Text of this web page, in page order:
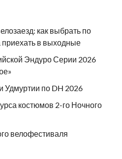
как выбрать по
приехать в выходные
Эндуро Серии 2026
Удмуртии по DH 2026
костюмов 2-го Ночного
велофестиваля